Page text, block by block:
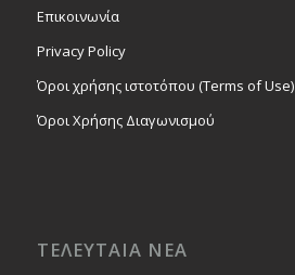
Επικοινωνία
Privacy Policy
Όροι χρήσης ιστοτόπου (Terms of Use)
Όροι Χρήσης Διαγωνισμού
ΤΕΛΕΥΤΑΙΑ ΝΕΑ